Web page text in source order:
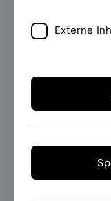
+49
Externe